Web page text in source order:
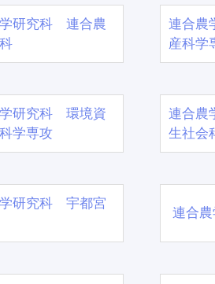
研究科 連合農
連合農
産科学
研究科 環境資
学専攻
連合農
生社会
研究科 宇都宮
連合